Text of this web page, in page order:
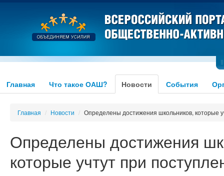
Главная Что такое ОАШ? Новости События
Главная / Новости / Определены достижения школьников, которые
Определены достижения
которые учтут при